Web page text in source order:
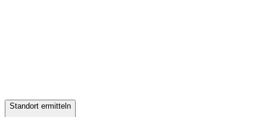
Standort ermitteln